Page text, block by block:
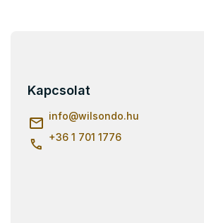
Kapcsolat
info@wilsondo.hu
+36 1 701 1776